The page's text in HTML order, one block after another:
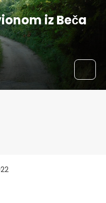
iz Beča